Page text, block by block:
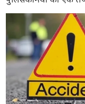
इस भीषण हादसे में एक
जबकि एक दारोगा